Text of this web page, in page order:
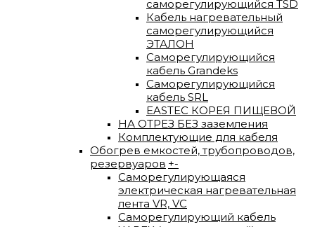
саморегулирующийся TSD
Кабель нагревательный
саморегулирующийся
ЭТАЛОН
Саморегулирующийся
кабель Grandeks
Саморегулирующийся
кабель SRL
EASTEC КОРЕЯ ПИЩЕВОЙ
НА ОТРЕЗ БЕЗ заземления
Комплектующие для кабеля
Обогрев емкостей, трубопроводов,
резервуаров +-
Саморегулирующаяся
электрическая нагревательная
лента VR, VC
Саморегулирующий кабель